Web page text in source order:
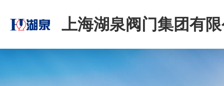
上海湖泉阀门集团有